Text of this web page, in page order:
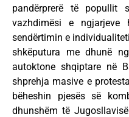
pandërprerë të popullit
vazhdimësi e
sendërtimin e
shkëputura me dhunë
autoktone shqiptare në
shprehja masive e
bëheshin pjesës së
dhunshëm të